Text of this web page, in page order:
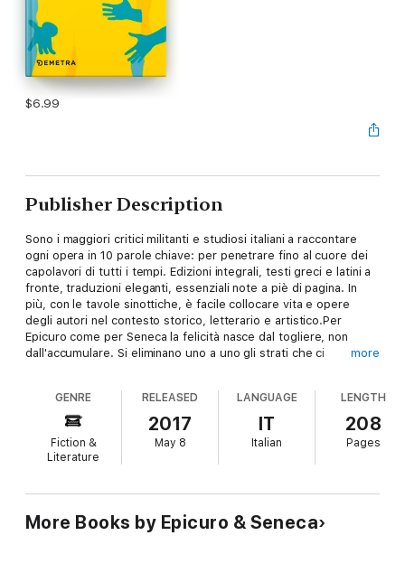
$6.99
Publisher Description
Sono i maggiori critici militanti e studiosi italiani a raccontare
ogni opera in 10 parole chiave: per penetrare fino al cuore dei
capolavori di tutti i tempi. Edizioni integrali, testi greci e latini a
fronte, traduzioni eleganti, essenziali note a piè di pagina. In
più, con le tavole sinottiche, è facile collocare vita e opere
degli autori nel contesto storico, letterario e artistico.Per
Epicuro come per Seneca la felicità nasce dal togliere, non
dall'accumulare. Si eliminano uno a uno gli strati che ci
diventare, allo stesso tempo, delle persone migliori... La prima
parte della Vita felice contiene una critica programmatica alla
concezione epicurea del piacere, che, dice Seneca, può
esistere anche fra gli uomini malvagi, mentre la virtù non si
trova se non tra gli spiriti migliori... Per Seneca invece legare la
dell'autosufficienza del saggio... (Giuseppe Dino Baldi)
more
GENRE
Fiction &
Literature
RELEASED
2017
May 8
LANGUAGE
IT
Italian
LENGTH
208
Pages
More Books by Epicuro & Seneca